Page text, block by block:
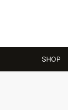
SHOP